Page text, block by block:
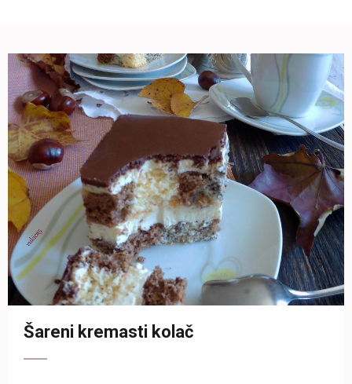
Šareni kremasti kolač